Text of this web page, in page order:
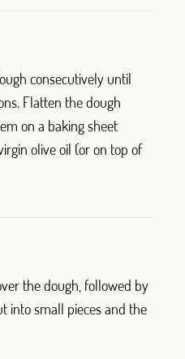
consecutively until
Flatten the dough
on a bakingsheet
olive oil (or on top of
the dough, followed by
into small pieces and the